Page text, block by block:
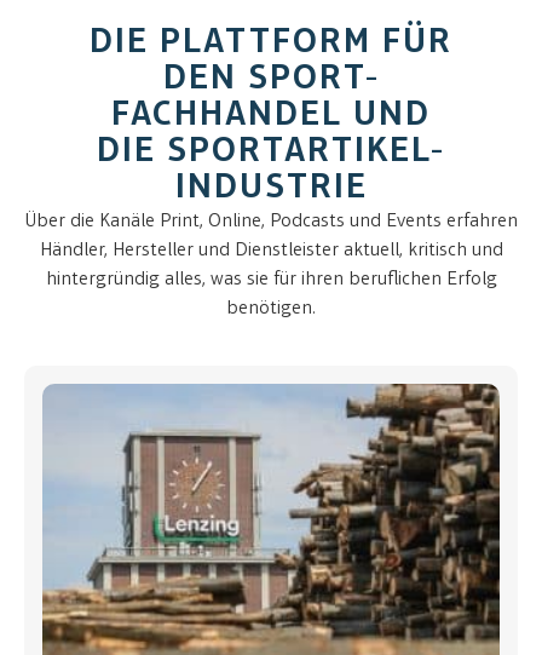
DIE PLATTFORM FÜR
DEN SPORT-
FACHHANDEL UND
DIE SPORTARTIKEL-
INDUSTRIE
Über die Kanäle Print, Online, Podcasts und Events erfahren
Händler, Hersteller und Dienstleister aktuell, kritisch und
hintergründig alles, was sie für ihren beruflichen Erfolg
benötigen.